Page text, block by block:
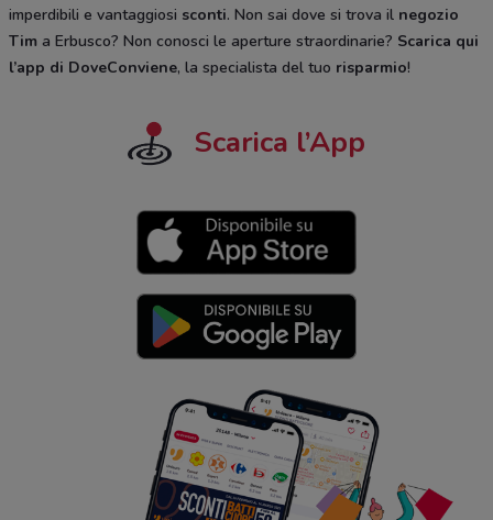
imperdibili e vantaggiosi sconti. Non sai dove si trova il negozio
Tim a Erbusco? Non conosci le aperture straordinarie? Scarica qui
l’app di DoveConviene, la specialista del tuo risparmio!
Scarica l’App